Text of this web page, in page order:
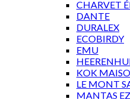
CHARVET
DANTE
DURALEX
ECOBIRDY
EMU
KOK
LE MONT
MANTAS